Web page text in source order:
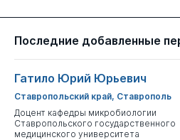
Последние добавленные
Гатило Юрий Юрьевич
Ставропольский край, Ставрополь
Доцент кафедры микробиологии
Ставропольского государственного
медицинского университета